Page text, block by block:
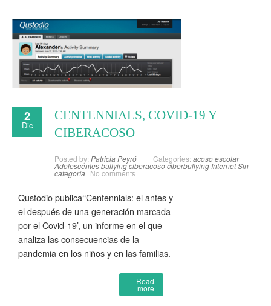
2
Dic
CENTENNIALS, COVID-19 Y
CIBERACOSO
Posted by: Patricia Peyró Categories: acoso escolar
Adolescentesbullyingciberacosociberbullying InternetSin
categoría No comments
Qustodio publica‘‘Centennials: el antes y
el después de una generación marcada
por el Covid-19’, un informe en el que
analiza las consecuencias de la
pandemia en los niños y en las familias.
Read
more